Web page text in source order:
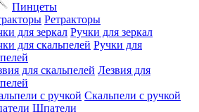
Пинцеты
Ретракторы
Ручки для зеркал
Ручки для
Лезвия для
Скальпели с ручкой
Шпатели